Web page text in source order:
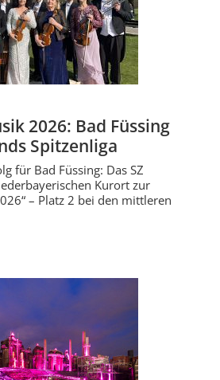
2026: Bad Füssing
Spitzenliga
für Bad Füssing: Das SZ
Kurort zur
– Platz 2 bei den mittleren